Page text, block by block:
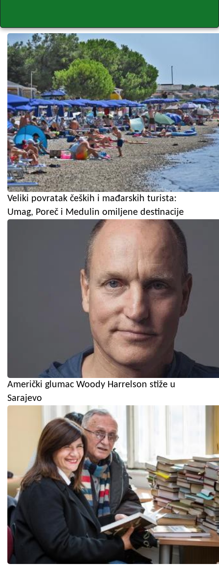
Veliki povratak čeških i mađarskih turista:
Umag, Poreč i Medulin omiljene destinacije
Američki glumac Woody Harrelson stiže u
Sarajevo